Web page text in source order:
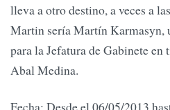
lleva a otro destino, a veces a
Martin sería Martín Karmasyn,
para la Jefatura de Gabinete
Abal Medina.